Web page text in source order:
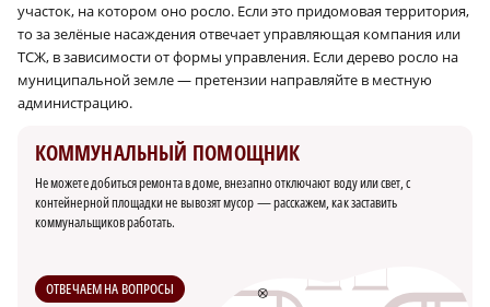
участок, на котором оно росло. Если это придомовая территория,
то за зелёные насаждения отвечает управляющая компания или
ТСЖ, в зависимости от формы управления. Если дерево росло на
муниципальной земле — претензии направляйте в местную
администрацию.
КОММУНАЛЬНЫЙ ПОМОЩНИК
Не можете добиться ремонта в доме, внезапно отключают воду или свет, с
контейнерной площадки не вывозят мусор — расскажем, как заставить
коммунальщиков работать.
ОТВЕЧАЕМ НА ВОПРОСЫ